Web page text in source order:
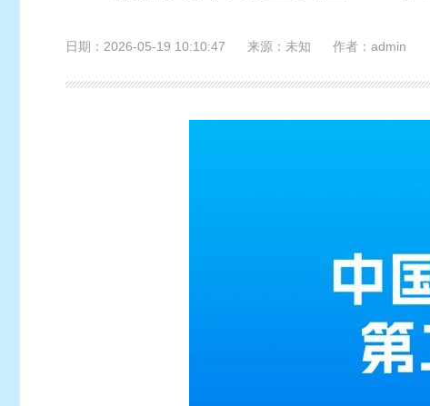
日期：2026-05-19 10:10:47 来源：未知 作者：admin